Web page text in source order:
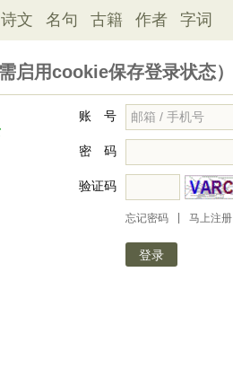
诗文 名句 古籍 作者 字词
启用cookie保存登录状态）
账 号
密 码
验证码
忘记密码 马上注册